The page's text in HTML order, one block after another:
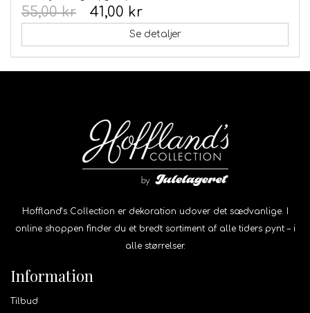
41,00 kr
55,00 kr
Se detaljer
Hoffland’s Collection er dekoration udover det sædvanlige. I
online shoppen finder du et bredt sortiment af alle tiders pynt – i
alle størrelser.
Information
Tilbud